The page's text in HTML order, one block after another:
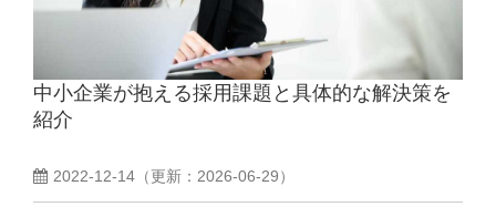
中小企業が抱える採用課題と具体的な解決策を
紹介
2022-12-14 （更新： 2026-06-29）